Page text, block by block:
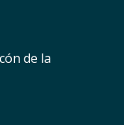
de la